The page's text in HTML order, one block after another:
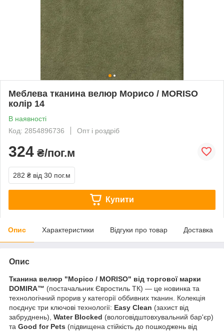
Меблева тканина велюр Морисо / MORISO
колір 14
В наявності
Код: 2854896736
Опт і роздріб
324 ₴/пог.м
282 ₴ від 30 пог.м
Купити
Опис Характеристики Відгуки про товар Доставка
Опис
Тканина велюр "Морісо / MORISO" від торгової марки
DOMIRA™ (постачальник Євростиль ТК) — це новинка та
технологічний прорив у категорії оббивних тканин. Колекція
поєднує три ключові технології: Easy Clean (захист від
забруднень), Water Blocked (вологовідштовхувальний бар'єр)
та Good for Pets (підвищена стійкість до пошкоджень від